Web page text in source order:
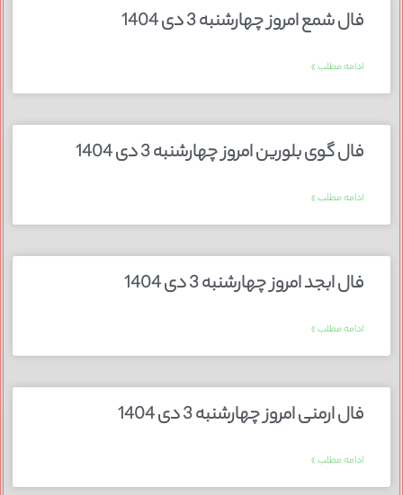
فال شمع امروز چهارشنبه 3 دی 1404
ادامه مطلب »
فال گوی بلورین امروز چهارشنبه 3 دی 1404
ادامه مطلب »
فال ابجد امروز چهارشنبه 3 دی 1404
ادامه مطلب »
فال ارمنی امروز چهارشنبه 3 دی 1404
ادامه مطلب »